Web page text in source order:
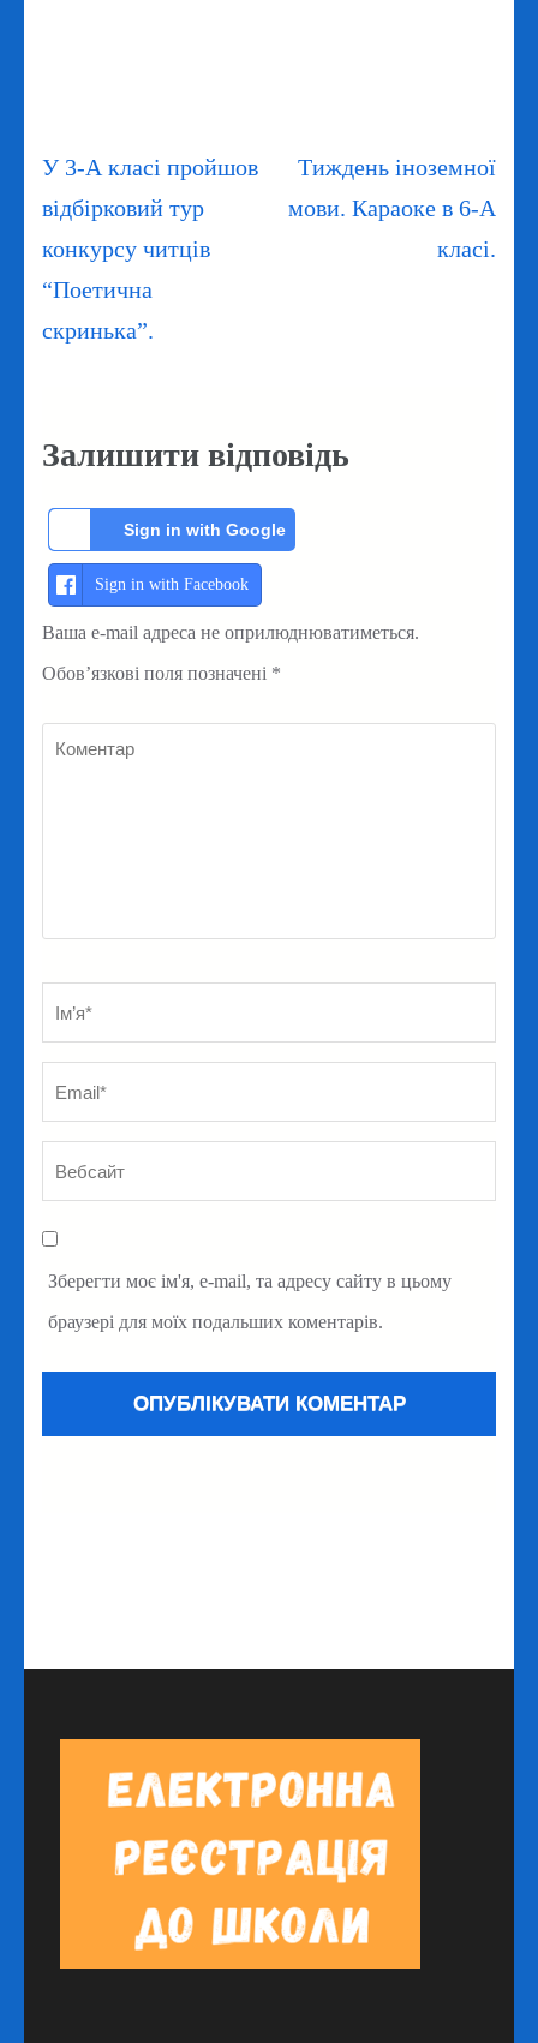
Навігація
записів
У 3-А класі пройшов
відбірковий тур
конкурсу читців
“Поетична
скринька”.
Тиждень іноземної
мови. Караоке в 6-А
класі.
Залишити відповідь
Sign in with Google
Sign in with Facebook
Ваша e-mail адреса не оприлюднюватиметься.
Обов’язкові поля позначені *
Коментар
Зберегти моє ім'я, e-mail, та адресу сайту в цьому
браузері для моїх подальших коментарів.